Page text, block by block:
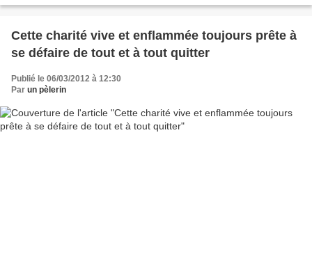
Cette charité vive et enflammée toujours prête à
se défaire de tout et à tout quitter
Publié le 06/03/2012 à 12:30
Par un pèlerin